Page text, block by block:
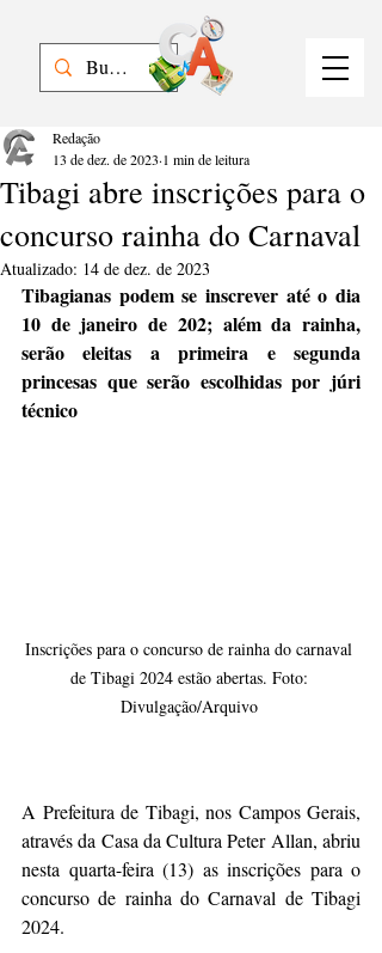
Tibagi abre inscrições para o
concurso rainha do Carnaval
Redação
13 de dez. de 2023 1 min de leitura
Atualizado: 14 de dez. de 2023
Tibagianas podem se inscrever até o dia
10 de janeiro de 202; além da rainha,
serão eleitas a primeira e segunda
princesas que serão escolhidas por júri
técnico
Inscrições para o concurso de rainha do carnaval
de Tibagi 2024 estão abertas. Foto:
Divulgação/Arquivo
A Prefeitura de Tibagi, nos Campos Gerais,
através da Casa da Cultura Peter Allan, abriu
nesta quarta-feira (13) as inscrições para o
concurso de rainha do Carnaval de Tibagi
2024.